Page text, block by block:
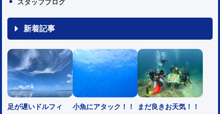
新着記事
足が遅いドルフィ
小魚にアタック！！ まだ良きお天気！！